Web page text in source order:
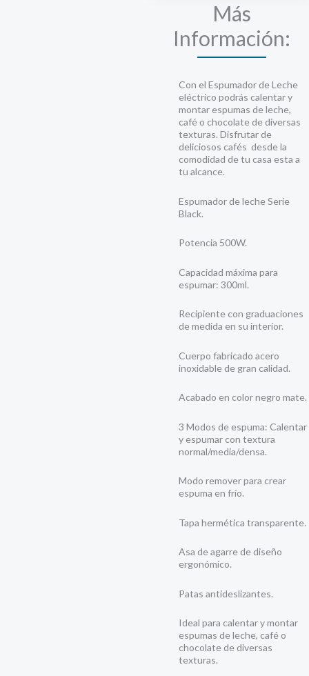
Más
Información:
Con el Espumador de Leche
eléctrico podrás calentar y
montar espumas de leche,
café o chocolate de diversas
texturas. Disfrutar de
deliciosos cafés desde la
comodidad de tu casa esta a
tu alcance.
Espumador de leche Serie
Black.
Potencia 500W.
Capacidad máxima para
espumar: 300ml.
Recipiente con graduaciones
de medida en su interior.
Cuerpo fabricado acero
inoxidable de gran calidad.
Acabado en color negro mate.
3 Modos de espuma: Calentar
y espumar con textura
normal/media/densa.
Modo remover para crear
espuma en frío.
Tapa hermética transparente.
Asa de agarre de diseño
ergonómico.
Patas antideslizantes.
Ideal para calentar y montar
espumas de leche, café o
chocolate de diversas
texturas.